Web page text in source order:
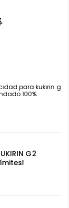
patinete
para kukirin g2
100%
G2